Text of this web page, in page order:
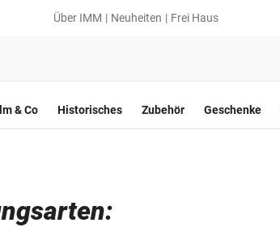
Über IMM Neuheiten Frei Haus
& Co Historisches Zubehör Geschenke